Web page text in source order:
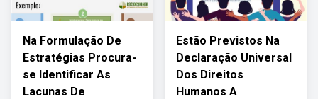
Na Formulação De
Estratégias Procura-
se Identificar As
Lacunas De
Estão Previstos Na
Declaração Universal
Dos Direitos
Humanos A